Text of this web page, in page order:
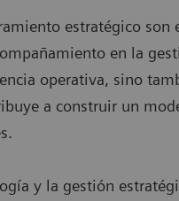
estratégico
en la
operativa, sino
a construir un
y la gestión